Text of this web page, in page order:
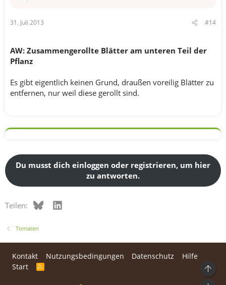
31. Juli 2013 #14
AW: Zusammengerollte Blätter am unteren Teil der
Pflanz
Es gibt eigentlich keinen Grund, draußen voreilig Blätter zu
entfernen, nur weil diese gerollt sind.
Du musst dich einloggen oder registrieren, um hier
zu antworten.
Teilen: BlueskyLinkedIn
Tomaten
Kontakt Nutzungsbedingungen Datenschutz
Hilfe
Start
R